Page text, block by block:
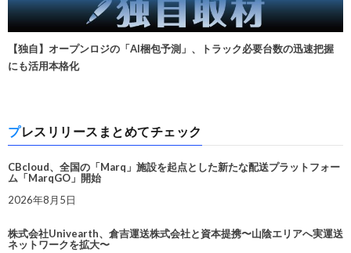
【独自】オープンロジの「AI梱包予測」、トラック必要台数の迅速把握
にも活用本格化
プレスリリースまとめてチェック
CBcloud、全国の「Marq」施設を起点とした新たな配送プラットフォー
ム「MarqGO」開始
2026年8月5日
株式会社Univearth、倉吉運送株式会社と資本提携〜山陰エリアへ実運送
ネットワークを拡大〜